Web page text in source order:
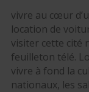
vivre au cœur
location de
visiter cette cité
feuilleton télé.
vivre à fond la
nationaux, les